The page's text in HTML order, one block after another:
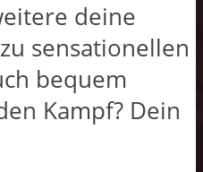
deine
sensationellen
bequem
Kampf? Dein